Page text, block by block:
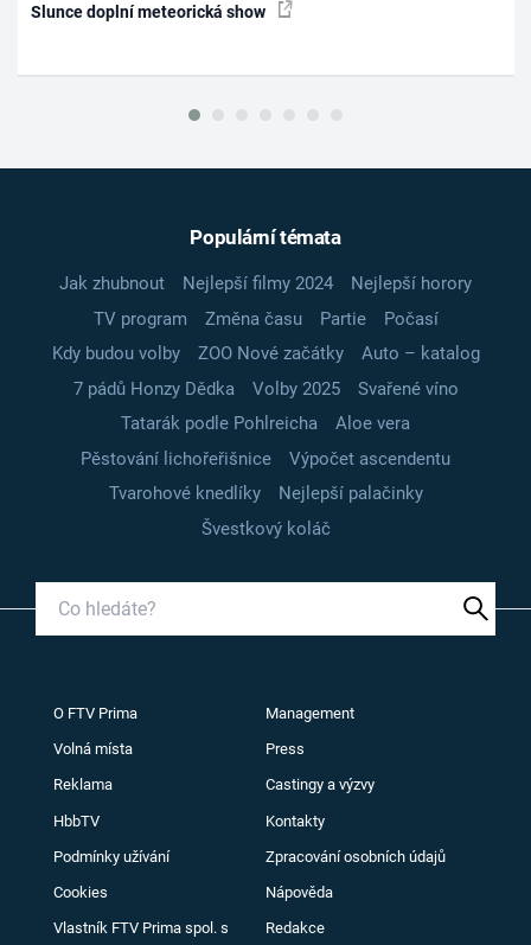
Slunce doplní meteorická show
Populární témata
Jak zhubnout Nejlepší filmy 2024
Nejlepší horory
TV program
Změna času Partie
Počasí
Kdy budou volby
ZOO Nové začátky
Auto – katalog
7 pádů Honzy Dědka
Volby 2025
Svařené víno
Tatarák podle Pohlreicha
Aloe vera
Pěstování lichořeřišnice
Výpočet ascendentu
Tvarohové knedlíky
Nejlepší palačinky
Švestkový koláč
O FTV Prima Management
Volná místa Press
Reklama Castingy a výzvy
HbbTV Kontakty
Podmínky užívání Zpracování osobních údajů
Cookies Nápověda
Vlastník FTV Prima spol. s
Redakce